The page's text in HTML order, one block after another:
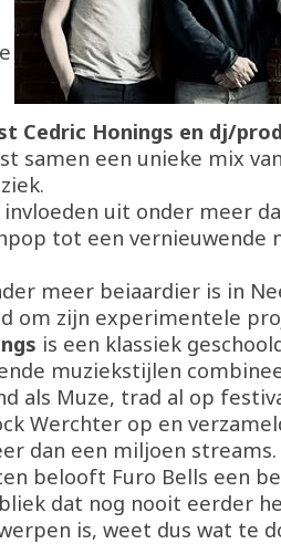
Cedric Honings en dj/
samen een unieke mix
uit onder meer
tot een vernieuwende
meer beiaardier is in
om zijn experimentele
is een klassiek
muziekstijlen
als Muze, trad al op
Werchter op en
dan een miljoen streams.
belooft Furo Bells een
dat nog nooit eerder
is, weet dus wat te